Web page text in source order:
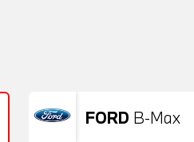
FORD B-Max
Usato